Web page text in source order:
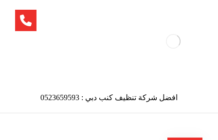
افضل شركة تنظيف كنب دبي : 0523659593